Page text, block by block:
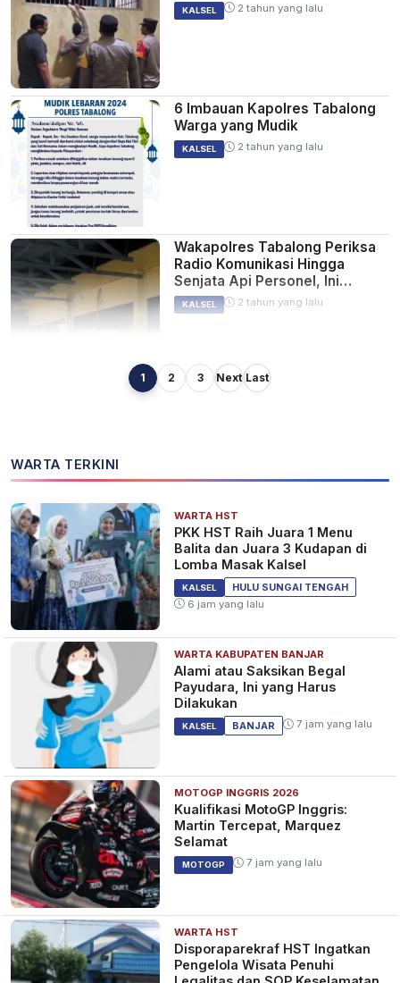
KALSEL 2 tahun yang lalu
6 Imbauan Kapolres Tabalong
Warga yang Mudik
KALSEL 2 tahun yang lalu
Wakapolres Tabalong Periksa
Radio Komunikasi Hingga
Senjata Api Personel, Ini
Alasannya
KALSEL 2 tahun yang lalu
Toko Pakaian di Pembataan
Wanita di Halong Ditemukan
Membusuk, Sempat Ngeluh
Pusing dan Beli 5 Batang Rokok
KALSEL 2 tahun yang lalu
Pemuda di Desa Pulau
Kecamatan Kelua Ditemukan
Gantung Diri di Tangga Loteng
KALSEL 2 tahun yang lalu
Duh! Remaja 18 Tahun Jadi
Pengedar Obat-obatan
Terlarang di Tabalong
KALSEL 2 tahun yang lalu
Karyawan Rumah Makan di
Tabalong Bawa Kabur Motor
Rekan, Ditangkap di HSS
1 2 3 Next Last
WARTA TERKINI
WARTA HST
PKK HST Raih Juara 1 Menu
Balita dan Juara 3 Kudapan di
Lomba Masak Kalsel
KALSEL
HULU SUNGAI TENGAH
6 jam yang lalu
WARTA KABUPATEN BANJAR
Alami atau Saksikan Begal
Payudara, Ini yang Harus
Dilakukan
KALSEL BANJAR 7 jam yang lalu
MOTOGP INGGRIS 2026
Kualifikasi MotoGP Inggris:
Martin Tercepat, Marquez
Selamat
MOTOGP 7 jam yang lalu
WARTA HST
Disporaparekraf HST Ingatkan
Pengelola Wisata Penuhi